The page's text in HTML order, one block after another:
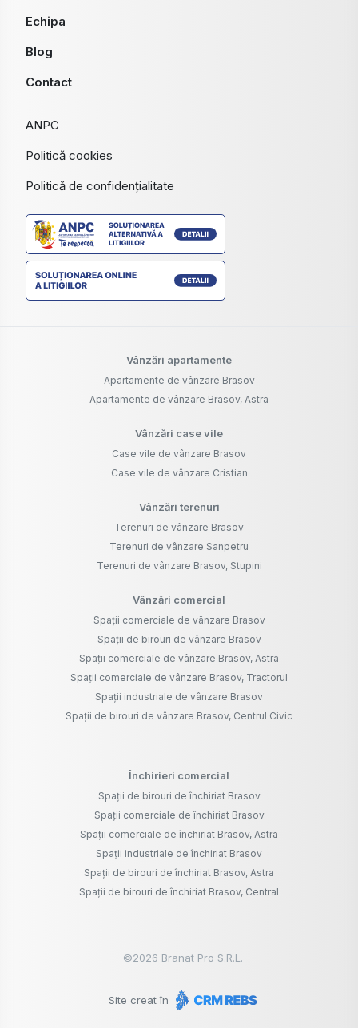
Echipa
Blog
Contact
ANPC
Politică cookies
Politică de confidențialitate
Vânzări apartamente
Apartamente de vânzare Brasov
Apartamente de vânzare Brasov, Astra
Vânzări case vile
Case vile de vânzare Brasov
Case vile de vânzare Cristian
Vânzări terenuri
Terenuri de vânzare Brasov
Terenuri de vânzare Sanpetru
Terenuri de vânzare Brasov, Stupini
Vânzări comercial
Spații comerciale de vânzare Brasov
Spații de birouri de vânzare Brasov
Spații comerciale de vânzare Brasov, Astra
Spații comerciale de vânzare Brasov, Tractorul
Spații industriale de vânzare Brasov
Spații de birouri de vânzare Brasov, Centrul Civic
Închirieri comercial
Spații de birouri de închiriat Brasov
Spații comerciale de închiriat Brasov
Spații comerciale de închiriat Brasov, Astra
Spații industriale de închiriat Brasov
Spații de birouri de închiriat Brasov, Astra
Spații de birouri de închiriat Brasov, Central
©2026 Branat Pro S.R.L.
Site creat în